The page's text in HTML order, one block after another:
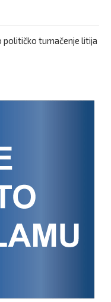
političko tumačenje litija